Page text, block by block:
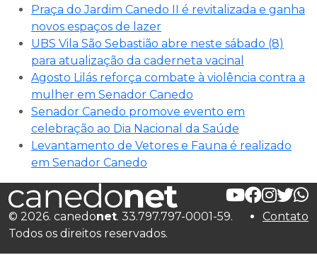
Praça do Jardim Canedo II é revitalizada e ganha
novos espaços de lazer
UBS Vila São Sebastião abre neste sábado (8)
para atualização da caderneta vacinal
Agosto Lilás reforça combate à violência contra a
mulher em Senador Canedo
Senador Canedo promove evento em
celebração ao Dia Nacional da Saúde
Levantamento de Vetores e Fauna é realizado
em Senador Canedo
© 2026. canedonet. 33.797.797-0001-59.
Todos os direitos reservados.
Contato